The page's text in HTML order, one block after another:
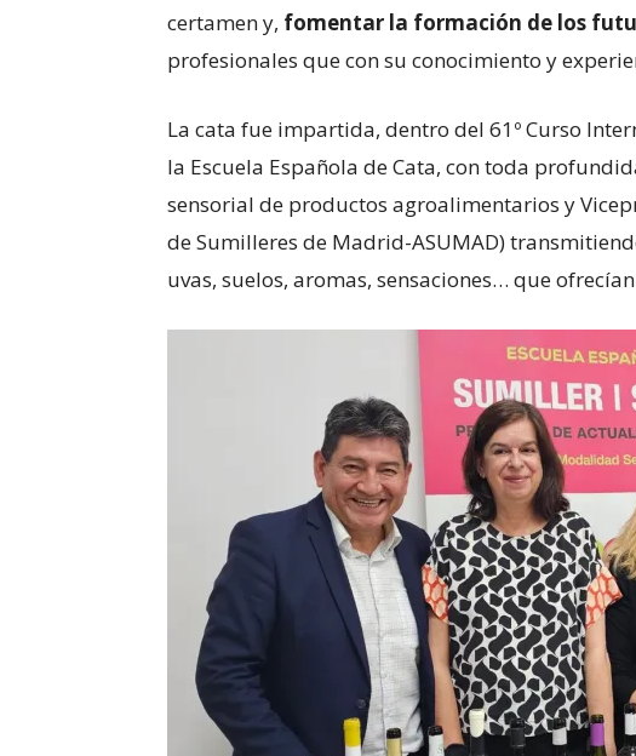
certamen y, fomentar la formación de los
profesionales que con su conocimiento y
La cata fue impartida, dentro del 61º Curso
la Escuela Española de Cata, con toda
sensorial de productos agroalimentarios y
de Sumilleres de Madrid-ASUMAD)
uvas, suelos, aromas, sensaciones… que